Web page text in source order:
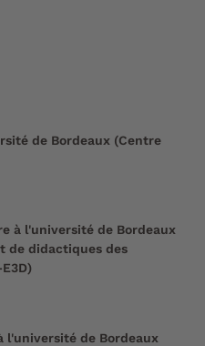
de Bordeaux (Centre
à l'université de Bordeaux
de didactiques des
l'université de Bordeaux